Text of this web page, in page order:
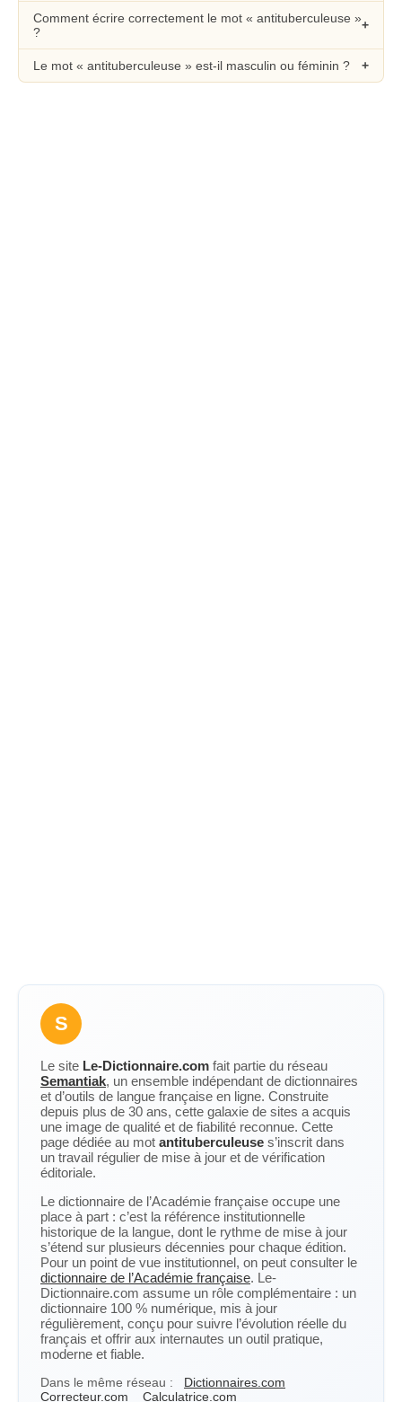
Comment écrire correctement le mot « antituberculeuse »
?
Le mot « antituberculeuse » est-il masculin ou féminin ?
S
Le site Le-Dictionnaire.com fait partie du réseau
Semantiak, un ensemble indépendant de dictionnaires
et d’outils de langue française en ligne. Construite
depuis plus de 30 ans, cette galaxie de sites a acquis
une image de qualité et de fiabilité reconnue. Cette
page dédiée au mot antituberculeuse s’inscrit dans
un travail régulier de mise à jour et de vérification
éditoriale.
Le dictionnaire de l’Académie française occupe une
place à part : c’est la référence institutionnelle
historique de la langue, dont le rythme de mise à jour
s’étend sur plusieurs décennies pour chaque édition.
Pour un point de vue institutionnel, on peut consulter le
dictionnaire de l’Académie française. Le-
Dictionnaire.com assume un rôle complémentaire : un
dictionnaire 100 % numérique, mis à jour
régulièrement, conçu pour suivre l’évolution réelle du
français et offrir aux internautes un outil pratique,
moderne et fiable.
Dans le même réseau :
Dictionnaires.com
Correcteur.com
Calculatrice.com